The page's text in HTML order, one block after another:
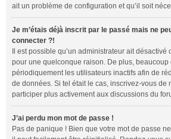
ait un problème de configuration et qu’il soit
Je m’étais déjà inscrit par le passé mais ne
connecter ?!
Il est possible qu’un administrateur ait
pour une quelconque raison. De plus, beaucoup
périodiquement les utilisateurs inactifs afin de
de données. Si tel était le cas, inscrivez-vous de
participer plus activement aux discussions du
J’ai perdu mon mot de passe !
Pas de panique ! Bien que votre mot de passe